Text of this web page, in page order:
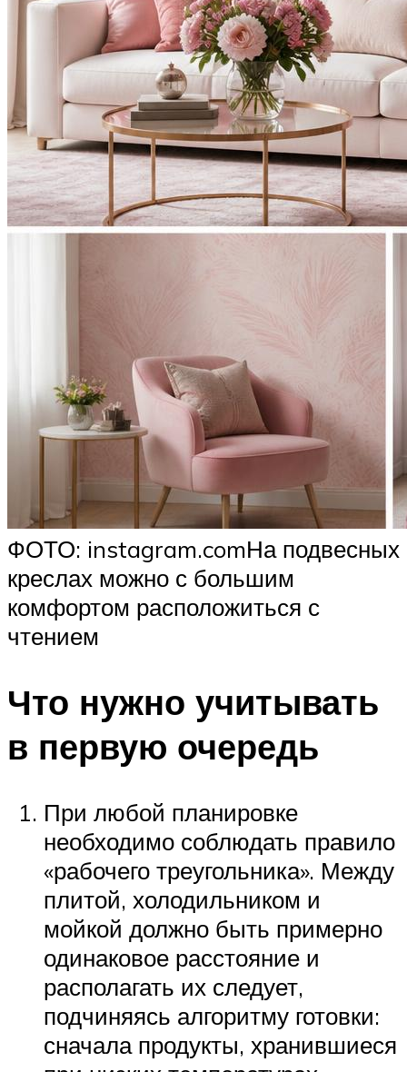
ФОТО: instagram.comНа подвесных
креслах можно с большим
комфортом расположиться с
чтением
Что нужно учитывать
в первую очередь
При любой планировке
необходимо соблюдать правило
«рабочего треугольника». Между
плитой, холодильником и
мойкой должно быть примерно
одинаковое расстояние и
располагать их следует,
подчиняясь алгоритму готовки:
сначала продукты, хранившиеся